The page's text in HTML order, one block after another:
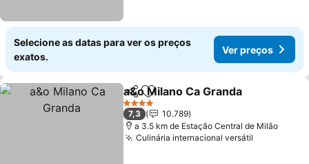
Selecione as datas para ver os preços
exatos.
Ver preços
PartilharAdicionar aos favoritos
a&o Milano Ca Granda
4 Estrelas
7,3
10.789
a 3.5 km de Estação Central de Milão
Culinária internacional versátil